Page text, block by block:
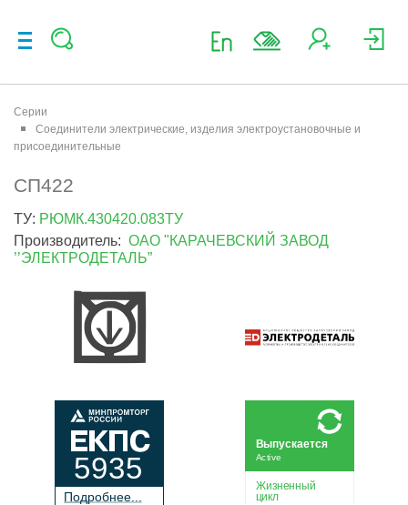
Серии
Соединители электрические, изделия электроустановочные и
присоединительные
СП422
ТУ: РЮМК.430420.083ТУ
Производитель: ОАО "КАРАЧЕВСКИЙ ЗАВОД
’’ЭЛЕКТРОДЕТАЛЬ”
Подробнее...
5935
Жизненный
цикл
Active
Выпускается